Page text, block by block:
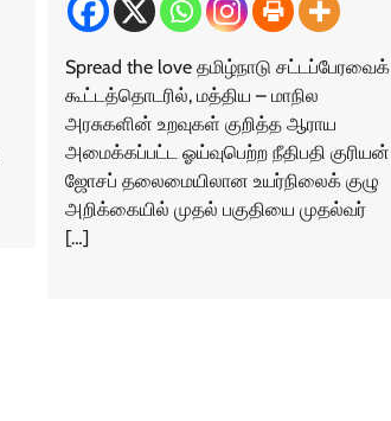
Spread the love தமிழ்நாடு சட்டப்பேரவைக்
கூட்டத்தொடரில், மத்திய – மாநில
அரசுகளின் உறவுகள் குறித்த ஆராய
அமைக்கப்பட்ட ஓய்வுபெற்ற நீதிபதி குரியன்
ஜோசப் தலைமையிலான உயர்நிலைக் குழு
அறிக்கையில் முதல் பகுதியை முதல்வர்
[…]